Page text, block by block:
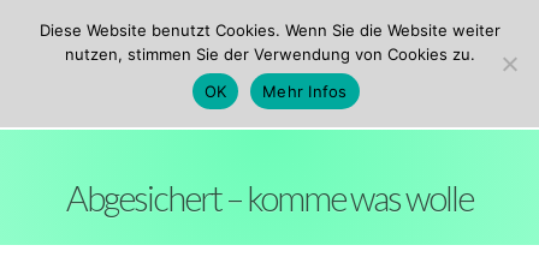
ezw Innsbruck
Abgesichert – komme was wolle
Diese Website benutzt Cookies. Wenn Sie die Website weiter
nutzen, stimmen Sie der Verwendung von Cookies zu.
OK
Mehr Infos